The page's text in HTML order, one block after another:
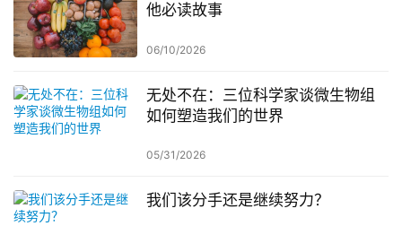
他必读故事
06/10/2026
无处不在：三位科学家谈微生物组
如何塑造我们的世界
05/31/2026
我们该分手还是继续努力？